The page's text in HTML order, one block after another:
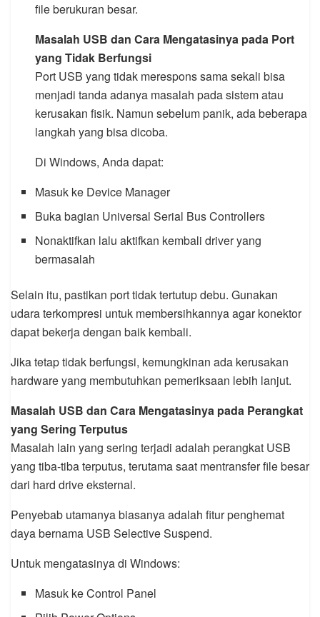
file berukuran besar.
Masalah USB dan Cara Mengatasinya pada Port
yang Tidak Berfungsi
Port USB yang tidak merespons sama sekali bisa
menjadi tanda adanya masalah pada sistem atau
kerusakan fisik. Namun sebelum panik, ada beberapa
langkah yang bisa dicoba.
Di Windows, Anda dapat:
Masuk ke Device Manager
Buka bagian Universal Serial Bus Controllers
Nonaktifkan lalu aktifkan kembali driver yang
bermasalah
Selain itu, pastikan port tidak tertutup debu. Gunakan
udara terkompresi untuk membersihkannya agar konektor
dapat bekerja dengan baik kembali.
Jika tetap tidak berfungsi, kemungkinan ada kerusakan
hardware yang membutuhkan pemeriksaan lebih lanjut.
Masalah USB dan Cara Mengatasinya pada Perangkat
yang Sering Terputus
Masalah lain yang sering terjadi adalah perangkat USB
yang tiba-tiba terputus, terutama saat mentransfer file besar
dari hard drive eksternal.
Penyebab utamanya biasanya adalah fitur penghemat
daya bernama USB Selective Suspend.
Untuk mengatasinya di Windows:
Masuk ke Control Panel